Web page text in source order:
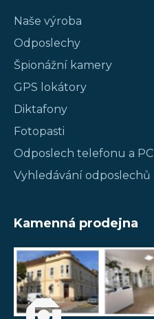
Naše výroba
Odposlechy
Špionážní kamery
GPS lokátory
Diktafony
Fotopasti
Odposlech telefonu a PC
Vyhledávání odposlechů
Kamenná prodejna